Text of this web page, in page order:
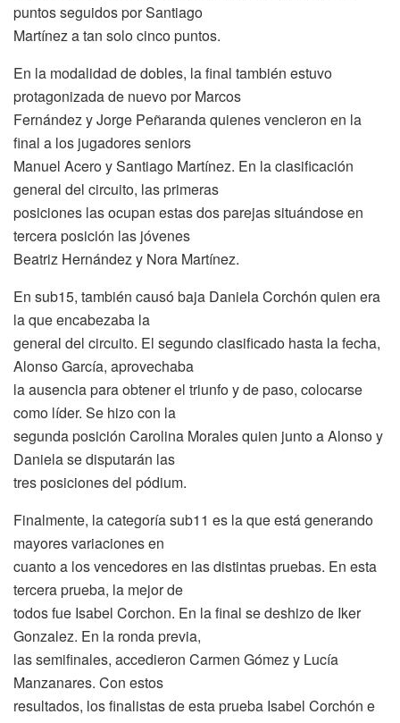
puntos seguidos por Santiago
Martínez a tan solo cinco puntos.
En la modalidad de dobles, la final también estuvo
protagonizada de nuevo por Marcos
Fernández y Jorge Peñaranda quienes vencieron en la
final a los jugadores seniors
Manuel Acero y Santiago Martínez. En la clasificación
general del circuito, las primeras
posiciones las ocupan estas dos parejas situándose en
tercera posición las jóvenes
Beatriz Hernández y Nora Martínez.
En sub15, también causó baja Daniela Corchón quien era
la que encabezaba la
general del circuito. El segundo clasificado hasta la fecha,
Alonso García, aprovechaba
la ausencia para obtener el triunfo y de paso, colocarse
como líder. Se hizo con la
segunda posición Carolina Morales quien junto a Alonso y
Daniela se disputarán las
tres posiciones del pódium.
Finalmente, la categoría sub11 es la que está generando
mayores variaciones en
cuanto a los vencedores en las distintas pruebas. En esta
tercera prueba, la mejor de
todos fue Isabel Corchon. En la final se deshizo de Iker
Gonzalez. En la ronda previa,
las semifinales, accedieron Carmen Gómez y Lucía
Manzanares. Con estos
resultados, los finalistas de esta prueba Isabel Corchón e